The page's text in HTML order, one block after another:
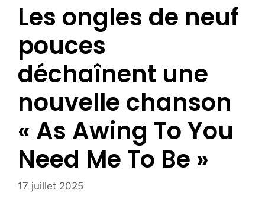
Les ongles de neuf
pouces
déchaînent une
nouvelle chanson
« As Awing To You
Need Me To Be »
17 juillet 2025